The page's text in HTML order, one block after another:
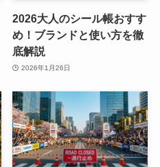
2026大人のシール帳おすす
め！ブランドと使い方を徹
底解説
2026年1月26日